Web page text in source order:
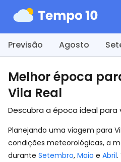
Previsão Agosto
Melhor época
Vila Real
Descubra a época ideal para
Planejando uma viagem para
condições meteorológicas, a
durante Setembro, Maio e Abril.